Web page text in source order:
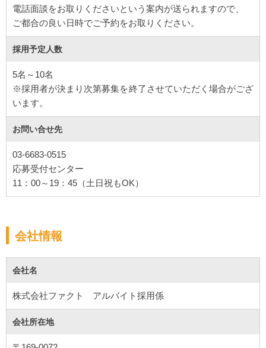
電話面談をお取りくださいという案内が送られますので、
ご都合の良い日時でご予約をお取りください。
採用予定人数
5名～10名
※採用者が決まり次第募集を終了させていただく場合がござ
お問い合せ先
03-6683-0515
応募受付センター
会社情報
会社名
株式会社ファクト アルバイト採用係
会社所在地